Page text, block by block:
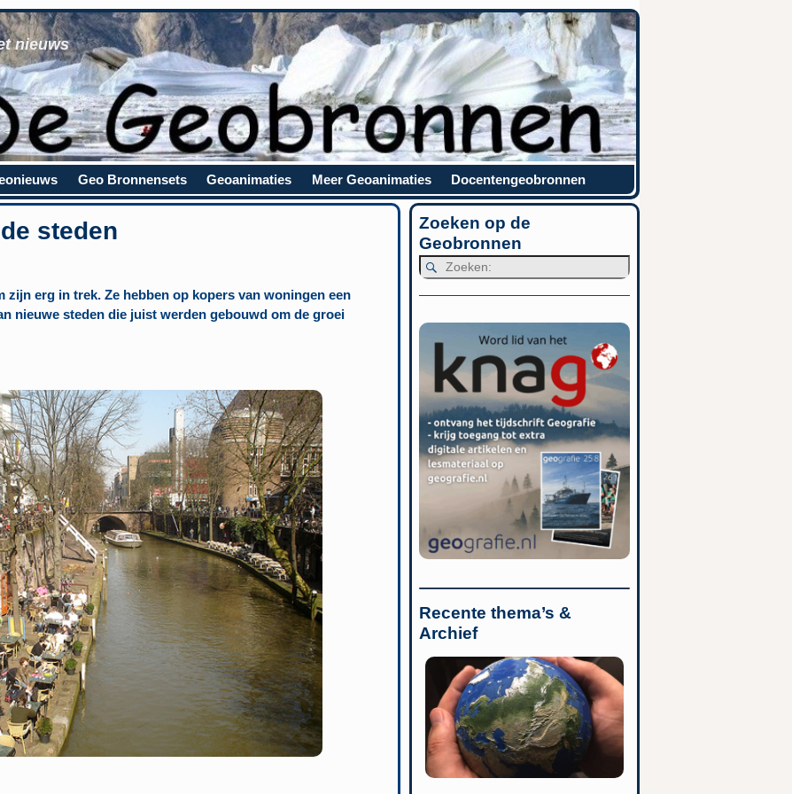
nieuws
Geo Bronnensets Geoanimaties Meer Geoanimaties Docentengeobronnen
steden
zijn erg in trek. Ze hebben op kopers van woningen een
nieuwe steden die juist werden gebouwd om de groei
Zoeken op de
Geobronnen
Recente thema’s &
Archief